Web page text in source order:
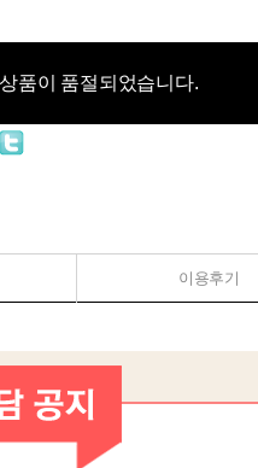
상품이 품절되었습니다.
이용후기